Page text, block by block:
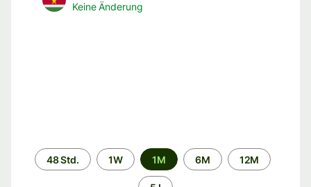
Keine Änderung
Zeitraum
48 Std. 1W 1M 6M 12M